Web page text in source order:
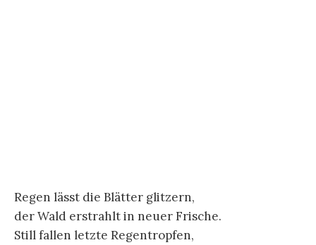
Regen lässt die Blätter glitzern,
der Wald erstrahlt in neuer Frische.
Still fallen letzte Regentropfen,